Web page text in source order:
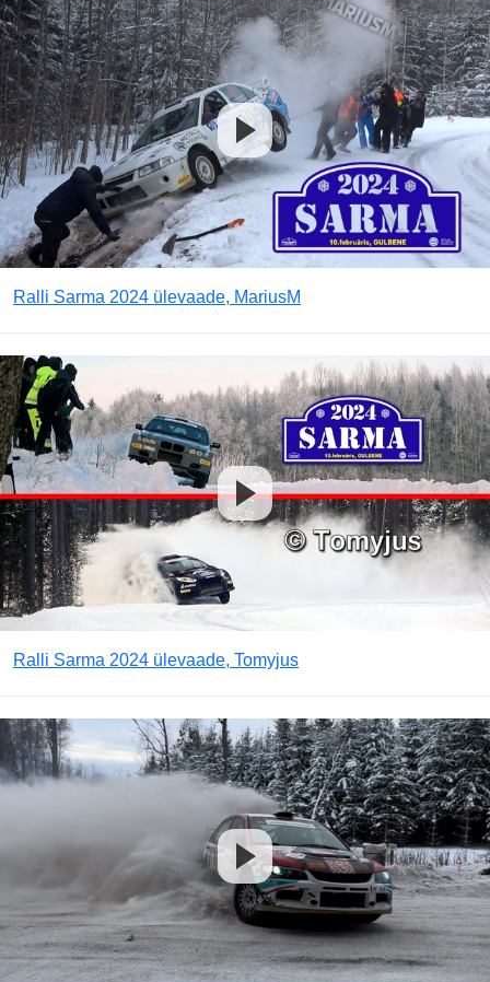
Ralli Sarma 2024 ülevaade, MariusM
Ralli Sarma 2024 ülevaade, Tomyjus